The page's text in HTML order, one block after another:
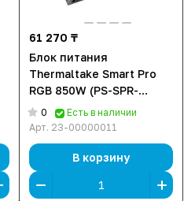
61 270 ₸
Блок питания
Thermaltake Smart Pro
RGB 850W (PS-SPR-
0850FPCBEU-R) -
модульный
0
Есть в наличии
Арт. 23-00000011
В корзину